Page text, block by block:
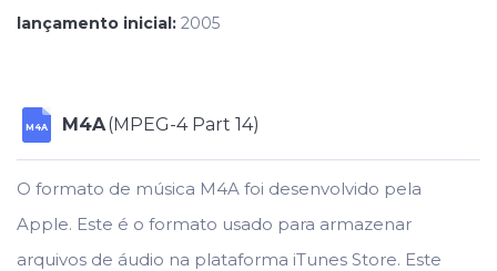
lançamento inicial: 2005
M4A M4A(MPEG-4 Part 14)
O formato de música M4A foi desenvolvido pela
Apple. Este é o formato usado para armazenar
arquivos de áudio na plataforma iTunes Store. Este